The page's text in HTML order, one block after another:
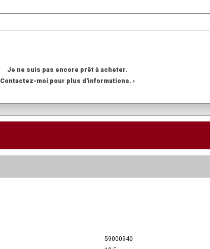
Je ne suis pas encore prêt à acheter.
Contactez-moi pour plus d'informations. ›
59000940